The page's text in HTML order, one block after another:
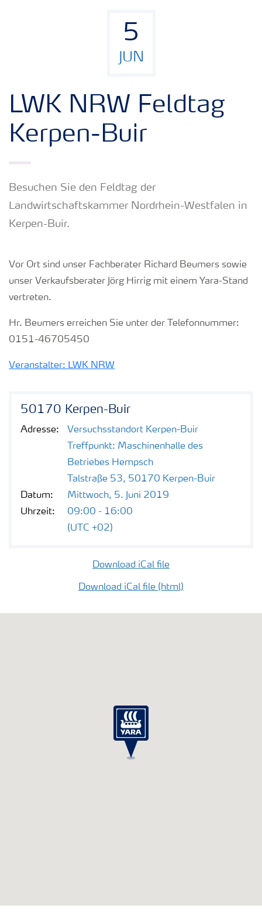
5
JUN
LWK NRW Feldtag
Kerpen-Buir
Besuchen Sie den Feldtag der
Landwirtschaftskammer Nordrhein-Westfalen in
Kerpen-Buir.
Vor Ort sind unser Fachberater Richard Beumers sowie
unser Verkaufsberater Jörg Hirrig mit einem Yara-Stand
vertreten.
Hr. Beumers erreichen Sie unter der Telefonnummer:
0151-46705450
Veranstalter: LWK NRW
50170 Kerpen-Buir
Adresse:
Versuchsstandort Kerpen-Buir
Treffpunkt: Maschinenhalle des
Betriebes Hempsch
Talstraße 53, 50170 Kerpen-Buir
Datum:
Mittwoch, 5. Juni 2019
Uhrzeit:
09:00 - 16:00
(UTC +02)
Download iCal file
Download iCal file (html)